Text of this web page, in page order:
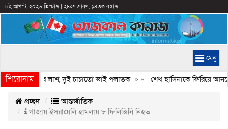
৮ই আগস্ট, ২০২৬ খ্রিস্টাব্দ| ২৪শে শ্রাবণ, ১৪৩৩ বঙ্গাব্দ
মেনু
শিরোনাম
নেতার লাশ, দুই চাচাতো ভাই পলাতক» « শেখ হাসিনাকে ফিরিয়ে আনতে
প্রচ্ছদ
আন্তর্জাতিক
গাজায় ইসরায়েলি হামলায় ৮ ফিলিস্তিনি নিহত